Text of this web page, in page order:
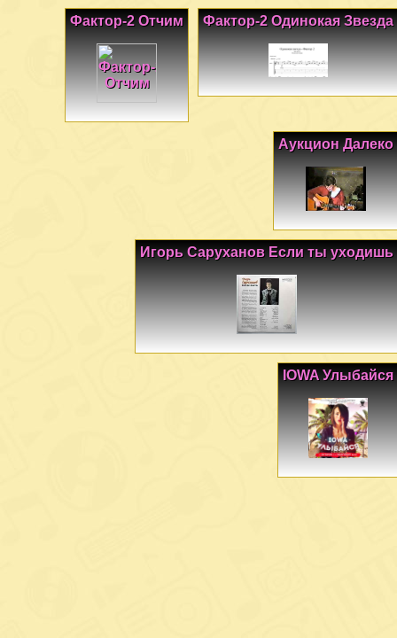
Фактор-2 Одинокая Звезда
Фактор-2 Отчим
Аукцион Далеко
Игорь Саруханов Если ты уходишь
IOWA Улыбайся